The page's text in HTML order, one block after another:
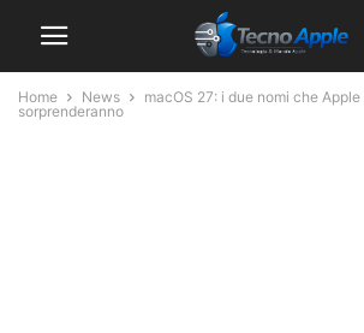
Home News
macOS 27: i due nomi che
sorprenderanno